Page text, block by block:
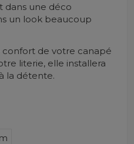
dans une déco
un look beaucoup
de votre canapé
literie, elle installera
la détente.